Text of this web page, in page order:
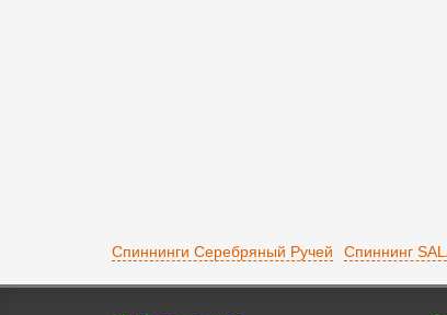
Спиннинги Серебряный Ручей Спиннинг